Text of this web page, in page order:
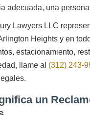
adecuada, una
Lawyers LLC
Heights y en
estacionamiento,
llame al (312) 243-
un